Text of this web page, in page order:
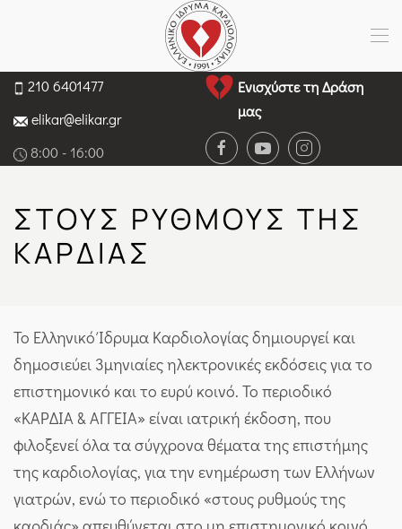
210 6401477
elikar@elikar.gr
8:00 - 16:00
Ενισχύστε τη Δράση
μας
ΣΤΟΥΣ ΡΥΘΜΟΎΣ ΤΗΣ
ΚΑΡΔΙΆΣ
To Ελληνικό Ίδρυμα Καρδιολογίας δημιουργεί και
δημοσιεύει 3μηνιαίες ηλεκτρονικές εκδόσεις για το
επιστημονικό και το ευρύ κοινό. Το περιοδικό
«ΚΑΡΔΙΑ & ΑΓΓΕΙΑ» είναι ιατρική έκδοση, που
φιλοξενεί όλα τα σύγχρονα θέματα της επιστήμης
της καρδιολογίας, για την ενημέρωση των Ελλήνων
γιατρών, ενώ το περιοδικό «στους ρυθμούς της